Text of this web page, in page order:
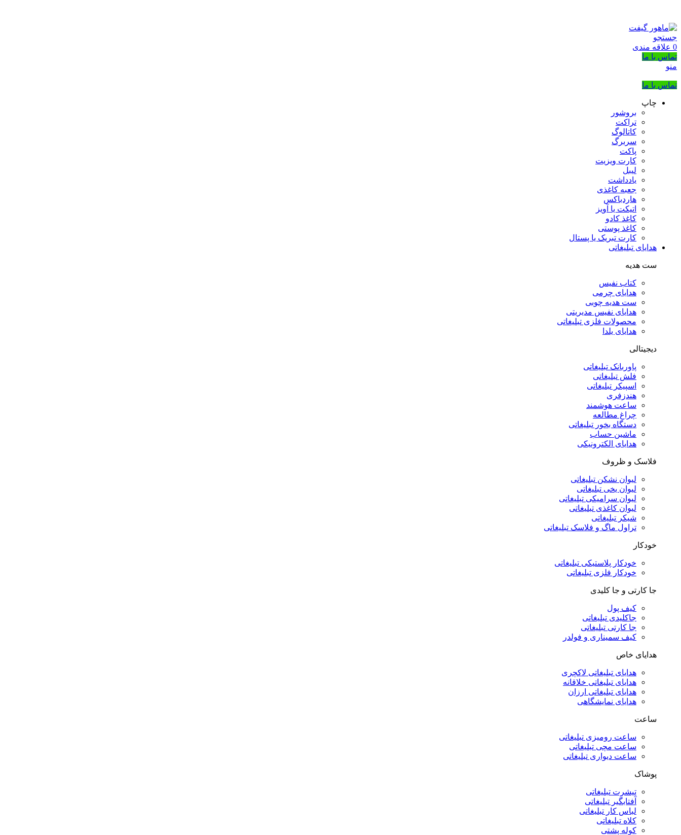
جستجو
0 علاقه مندی
تماس با ما
منو
تماس با ما
چاپ
بروشور
تراکت
کاتالوگ
سربرگ
پاکت
کارت ویزیت
لیبل
یادداشت
جعبه کاغذی
هاردباکس
اتیکت یا آویز
کاغذ کادو
کاغذ پوستی
کارت تبریک یا پستال
هدایای تبلیغاتی
ست هدیه
کتاب نفیس
هدایای چرمی
ست هدیه چوبی
هدایای نفیس مدیریتی
محصولات فلزی تبلیغاتی
هدایای یلدا
دیجیتالی
پاوربانک تبلیغاتی
فلش تبلیغاتی
اسپیکر تبلیغاتی
هندزفری
ساعت هوشمند
چراغ مطالعه
دستگاه بخور تبلیغاتی
ماشین حساب
هدایای الکترونیکی
فلاسک و ظروف
لیوان نشکن تبلیغاتی
لیوان یخی تبلیغاتی
لیوان سرامیکی تبلیغاتی
لیوان کاغذی تبلیغاتی
شیکر تبلیغاتی
تراول ماگ و فلاسک تبلیغاتی
خودکار
خودکار پلاستیکی تبلیغاتی
خودکار فلزی تبلیغاتی
جا کارتی و جا کلیدی
کیف پول
جاکلیدی تبلیغاتی
جا کارتی تبلیغاتی
کیف سمیناری و فولدر
هدایای خاص
هدایای تبلیغاتی لاکچری
هدایای تبلیغاتی خلاقانه
هدایای تبلیغاتی ارزان
هدایای نمایشگاهی
ساعت
ساعت رومیزی تبلیغاتی
ساعت مچی تبلیغاتی
ساعت دیواری تبلیغاتی
پوشاک
تیشرت تبلیغاتی
آفتابگیر تبلیغاتی
لباس کار تبلیغاتی
کلاه تبلیغاتی
کوله پشتی